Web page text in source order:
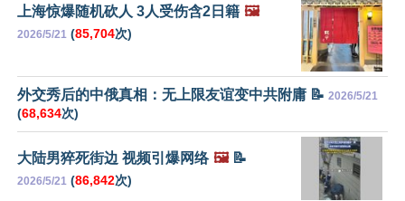
上海惊爆随机砍人 3人受伤含2日籍 🖼️
2026/5/21 (85,704次)
外交秀后的中俄真相：无上限友谊变中共附庸 📝 2026/5/21
(68,634次)
大陆男猝死街边 视频引爆网络 🖼️📝
2026/5/21 (86,842次)